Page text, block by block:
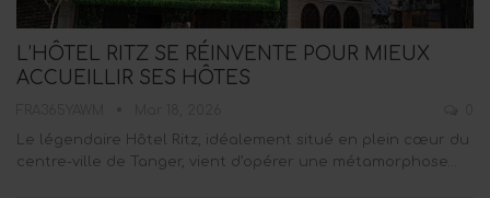
L’HÔTEL RITZ SE RÉINVENTE POUR MIEUX
ACCUEILLIR SES HÔTES
Le légendaire Hôtel Ritz, idéalement situé en plein cœur du
centre-ville de Tanger, vient d’opérer une métamorphose…